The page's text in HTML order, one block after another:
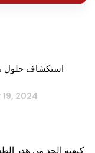
استكشاف حلول
19, 2024
كيفية الحد من هدر